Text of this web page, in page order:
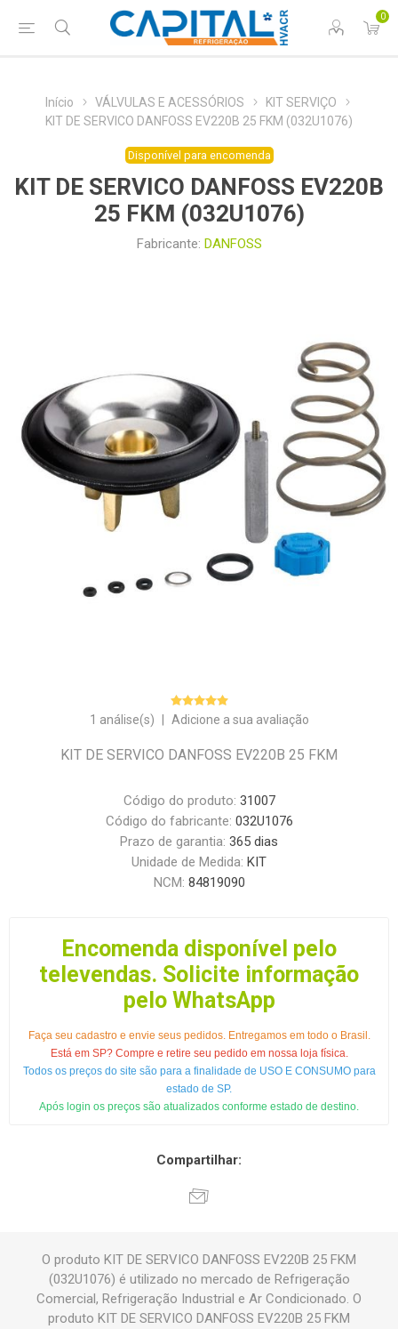
0
Início VÁLVULAS E ACESSÓRIOS
KIT SERVIÇO
KIT DE SERVICO DANFOSS EV220B 25 FKM (032U1076)
Disponível para encomenda
KIT DE SERVICO DANFOSS EV220B
25 FKM (032U1076)
Fabricante: DANFOSS
1 análise(s) Adicione a sua avaliação
KIT DE SERVICO DANFOSS EV220B 25 FKM
Código do produto: 31007
Código do fabricante: 032U1076
Prazo de garantia: 365 dias
Unidade de Medida: KIT
NCM: 84819090
Encomenda disponível pelo
televendas. Solicite informação
pelo WhatsApp
Faça seu cadastro e envie seus pedidos. Entregamos em todo o Brasil.
Está em SP? Compre e retire seu pedido em nossa loja física.
Todos os preços do site são para a finalidade de USO E CONSUMO para
estado de SP.
Após login os preços são atualizados conforme estado de destino.
Compartilhar:
O produto KIT DE SERVICO DANFOSS EV220B 25 FKM
(032U1076) é utilizado no mercado de Refrigeração
Comercial, Refrigeração Industrial e Ar Condicionado. O
produto KIT DE SERVICO DANFOSS EV220B 25 FKM